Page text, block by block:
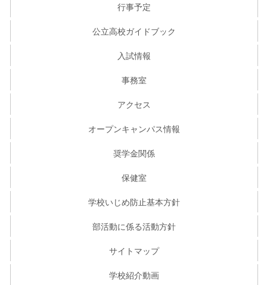
行事予定
公立高校ガイドブック
入試情報
事務室
アクセス
オープンキャンパス情報
奨学金関係
保健室
学校いじめ防止基本方針
部活動に係る活動方針
サイトマップ
学校紹介動画